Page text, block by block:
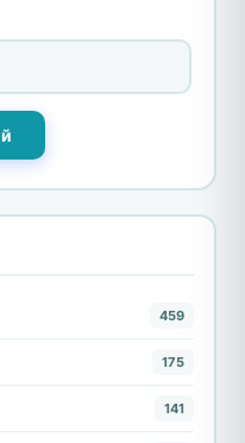
459
175
141